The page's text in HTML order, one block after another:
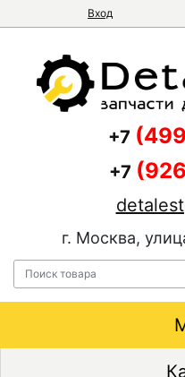
Вход
+7
+7
г. Москва,